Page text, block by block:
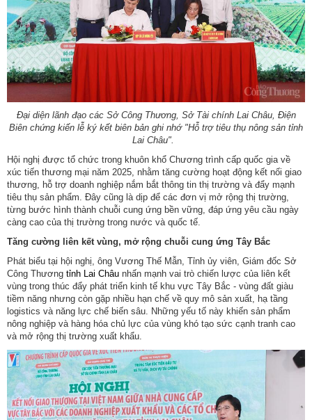
Đại diện lãnh đạo các Sở Công Thương, Sở Tài chính Lai Châu, Điện
Biên chứng kiến lễ ký kết biên bản ghi nhớ "Hỗ trợ tiêu thụ nông sản tỉnh
Lai Châu".
Hội nghị được tổ chức trong khuôn khổ Chương trình cấp quốc gia về
xúc tiến thương mại năm 2025, nhằm tăng cường hoạt động kết nối giao
thương, hỗ trợ doanh nghiệp nắm bắt thông tin thị trường và đẩy mạnh
tiêu thụ sản phẩm. Đây cũng là dịp để các đơn vị mở rộng thị trường,
từng bước hình thành chuỗi cung ứng bền vững, đáp ứng yêu cầu ngày
càng cao của thị trường trong nước và quốc tế.
Tăng cường liên kết vùng, mở rộng chuỗi cung ứng Tây Bắc
Phát biểu tại hội nghị, ông Vương Thế Mẫn, Tỉnh ủy viên, Giám đốc Sở
Công Thương tỉnh Lai Châu nhấn mạnh vai trò chiến lược của liên kết
vùng trong thúc đẩy phát triển kinh tế khu vực Tây Bắc - vùng đất giàu
tiềm năng nhưng còn gặp nhiều hạn chế về quy mô sản xuất, hạ tầng
logistics và năng lực chế biến sâu. Những yếu tố này khiến sản phẩm
nông nghiệp và hàng hóa chủ lực của vùng khó tạo sức cạnh tranh cao
và mở rộng thị trường xuất khẩu.